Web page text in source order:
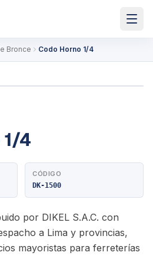
Bronce Codo Horno 1/4
1/4
CÓDIGO
DK-1500
por DIKEL S.A.C. con
a Lima y provincias,
mayoristas para ferreterías